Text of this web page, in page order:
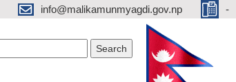
info@malikamunmyagdi.gov.np -